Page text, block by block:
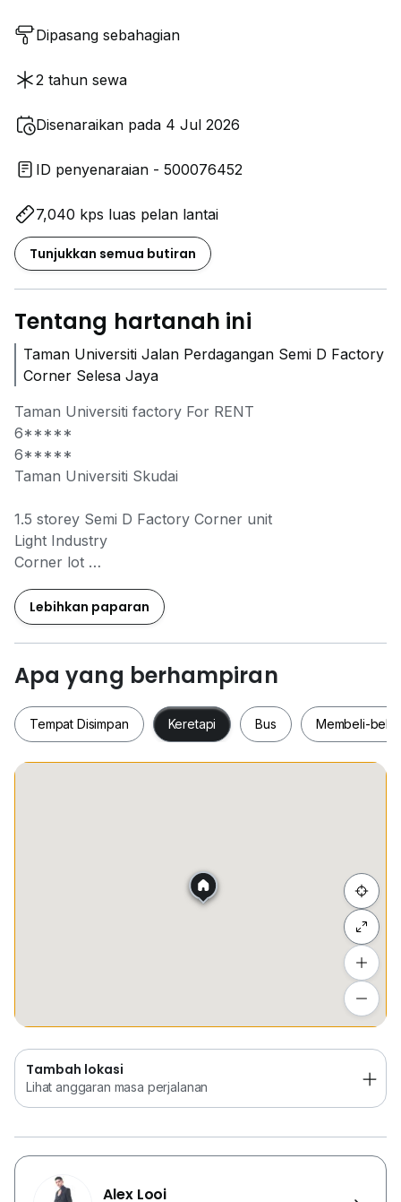
Dipasang sebahagian
2 tahun sewa
Disenaraikan pada 4 Jul 2026
ID penyenaraian - 500076452
7,040 kps luas pelan lantai
Tunjukkan semua butiran
Tentang hartanah ini
Taman Universiti Jalan Perdagangan Semi D Factory
Corner Selesa Jaya
Taman Universiti factory For RENT
6*****
6*****
Taman Universiti Skudai
1.5 storey Semi D Factory Corner unit
Light Industry
Corner lot
Build up 7,040sqft Open Shade
Power 300Amp
Ceiling height middle 35 feet beside 25 feet
Located at Taman Universiti, Jalan Perdagangan
RENTAL PRICE RM 11,500
0*****
专业租售工业与商业房产，Specialist Sale Rent
Commercial And Industrial Property
欢迎联系询问更多房产资讯，Welcome Call For More
Lebihkan paparan
Apa yang berhampiran
Tempat Disimpan Keretapi Bus Membeli-
Tambah lokasi
Lihat anggaran masa perjalanan
Alex Looi